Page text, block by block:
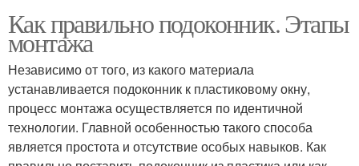
Как правильно подоконник. Этапы
монтажа
Независимо от того, из какого материала
устанавливается подоконник к пластиковому окну,
процесс монтажа осуществляется по идентичной
технологии. Главной особенностью такого способа
является простота и отсутствие особых навыков. Как